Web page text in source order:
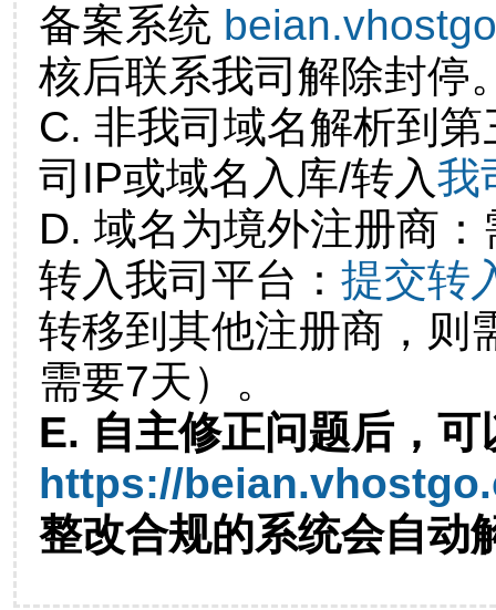
备案系统
核后联系我司解除封停
C. 非我司域名解析到
司IP或域名入库/转入我
D. 域名为境外注册商
转入我司平台： 提交转
转移到其他注册商，则
需要7天）。
E. 自主修正问题后，可
https://
整改合规的系统会自动